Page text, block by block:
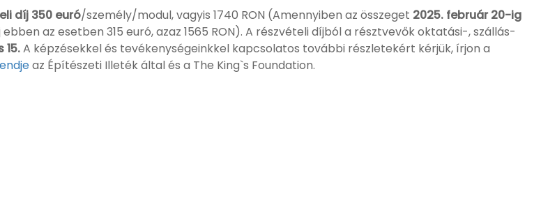
díj 350 euró/személy/modul, vagyis 1740 RON (Amennyiben az összeget 2025. február 20-ig
az esetben 315 euró, azaz 1565 RON). A részvételi díjból a résztvevők oktatási-, szállás-
15.A képzésekkel és tevékenységeinkkel kapcsolatos további részletekért kérjük, írjon a
az Építészeti Illeték által és a The King`s Foundation.